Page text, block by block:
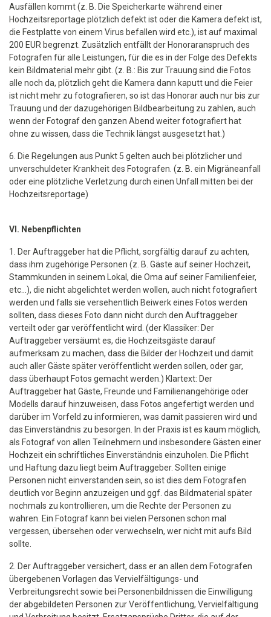
Ausfällen kommt (z. B. Die Speicherkarte während einer
Hochzeitsreportage plötzlich defekt ist oder die Kamera defekt ist,
die Festplatte von einem Virus befallen wird etc.), ist auf maximal
200 EUR begrenzt. Zusätzlich entfällt der Honoraranspruch des
Fotografen für alle Leistungen, für die es in der Folge des Defekts
kein Bildmaterial mehr gibt. (z. B.: Bis zur Trauung sind die Fotos
alle noch da, plötzlich geht die Kamera dann kaputt und die Feier
ist nicht mehr zu fotografieren, so ist das Honorar auch nur bis zur
Trauung und der dazugehörigen Bildbearbeitung zu zahlen, auch
wenn der Fotograf den ganzen Abend weiter fotografiert hat
ohne zu wissen, dass die Technik längst ausgesetzt hat.)
6. Die Regelungen aus Punkt 5 gelten auch bei plötzlicher und
unverschuldeter Krankheit des Fotografen. (z. B. ein Migräneanfall
oder eine plötzliche Verletzung durch einen Unfall mitten bei der
Hochzeitsreportage)
VI. Nebenpflichten
1. Der Auftraggeber hat die Pflicht, sorgfältig darauf zu achten,
dass ihm zugehörige Personen (z. B. Gäste auf seiner Hochzeit,
Stammkunden in seinem Lokal, die Oma auf seiner Familienfeier,
etc...), die nicht abgelichtet werden wollen, auch nicht fotografiert
werden und falls sie versehentlich Beiwerk eines Fotos werden
sollten, dass dieses Foto dann nicht durch den Auftraggeber
verteilt oder gar veröffentlicht wird. (der Klassiker: Der
Auftraggeber versäumt es, die Hochzeitsgäste darauf
aufmerksam zu machen, dass die Bilder der Hochzeit und damit
auch aller Gäste später veröffentlicht werden sollen, oder gar,
dass überhaupt Fotos gemacht werden.) Klartext: Der
Auftraggeber hat Gäste, Freunde und Familienangehörige oder
Modells darauf hinzuweisen, dass Fotos angefertigt werden und
darüber im Vorfeld zu informieren, was damit passieren wird und
das Einverständnis zu besorgen. In der Praxis ist es kaum möglich,
als Fotograf von allen Teilnehmern und insbesondere Gästen einer
Hochzeit ein schriftliches Einverständnis einzuholen. Die Pflicht
und Haftung dazu liegt beim Auftraggeber. Sollten einige
Personen nicht einverstanden sein, so ist dies dem Fotografen
deutlich vor Beginn anzuzeigen und ggf. das Bildmaterial später
nochmals zu kontrollieren, um die Rechte der Personen zu
wahren. Ein Fotograf kann bei vielen Personen schon mal
vergessen, übersehen oder verwechseln, wer nicht mit aufs Bild
sollte.
2. Der Auftraggeber versichert, dass er an allen dem Fotografen
übergebenen Vorlagen das Vervielfältigungs- und
Verbreitungsrecht sowie bei Personenbildnissen die Einwilligung
der abgebildeten Personen zur Veröffentlichung, Vervielfältigung